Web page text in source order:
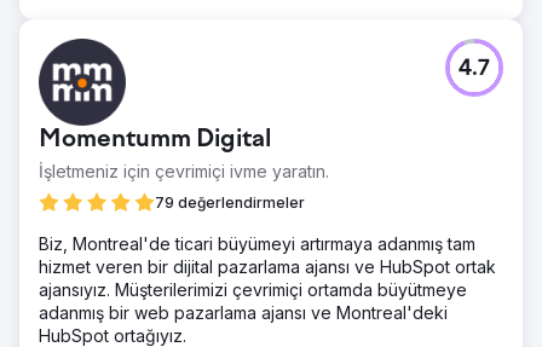
Momentumm Digital
İşletmeniz için çevrimiçi ivme yaratın.
79 değerlendirmeler
4.7
Biz, Montreal'de ticari büyümeyi artırmaya adanmış tam
hizmet veren bir dijital pazarlama ajansı ve HubSpot ortak
ajansıyız. Müşterilerimizi çevrimiçi ortamda büyütmeye
adanmış bir web pazarlama ajansı ve Montreal'deki
HubSpot ortağıyız.